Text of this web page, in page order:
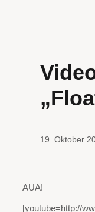
19. Oktober
AUA!
[youtube=http://